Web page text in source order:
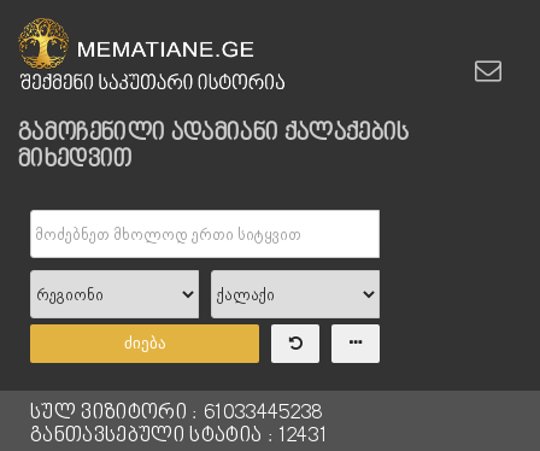
გამოჩენილი ადამიანი ქალაქების
მიხედვით
ძიება
სულ ვიზიტორი : 61033445238
განთავსებული სტატია : 12431